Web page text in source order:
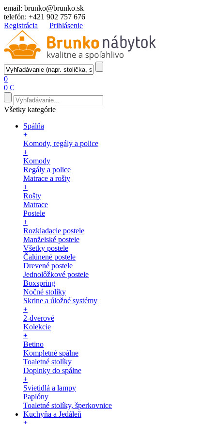
email: brunko@brunko.sk
telefón: +421 902 757 676
Registrácia
Prihlásenie
0
0 €
Všetky kategórie
Spálňa
+
Komody, regály a police
+
Komody
Regály a police
Matrace a rošty
+
Rošty
Matrace
Postele
+
Rozkladacie postele
Manželské postele
Všetky postele
Čalúnené postele
Drevené postele
Jednolôžkové postele
Boxspring
Nočné stolíky
Skrine a úložné systémy
+
2-dverové
Kolekcie
+
Betino
Kompletné spálne
Toaletné stolíky
Doplnky do spálne
+
Svietidlá a lampy
Paplóny
Toaletné stolíky, šperkovnice
Kuchyňa a Jedáleň